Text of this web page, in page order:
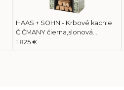
HAAS + SOHN - Krbové kachle
ČIČMANY čierna,slonová
kosť/olivová
1 825 €